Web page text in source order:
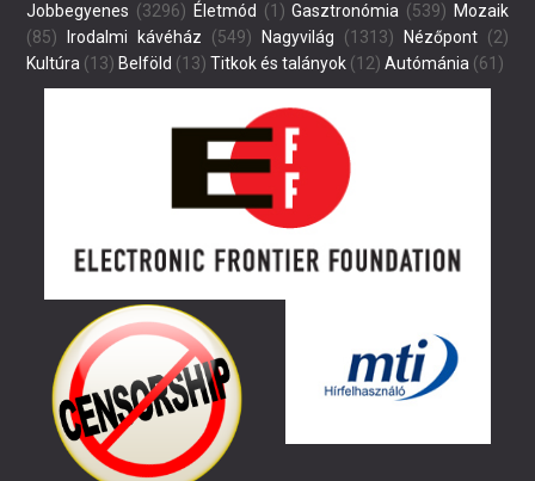
Jobbegyenes (3296) Életmód (1) Gasztronómia (539) Mozaik
(85)
Irodalmi kávéház (549) Nagyvilág (1313) Nézőpont(2)
Kultúra (13) Belföld (13) Titkok és talányok (12) Autómánia (61)